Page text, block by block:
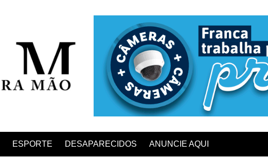
ESPORTE DESAPARECIDOS ANUNCIE AQUI